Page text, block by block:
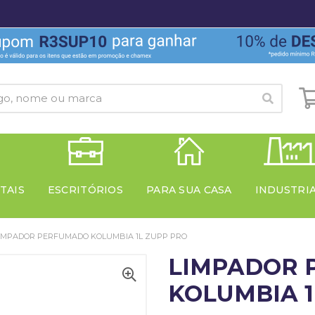
ESCRITÓRIOS PARA SUA CASA
PERFUMADO KOLUMBIA 1L ZUPP PRO
LIMPADOR
KOLUMBIA